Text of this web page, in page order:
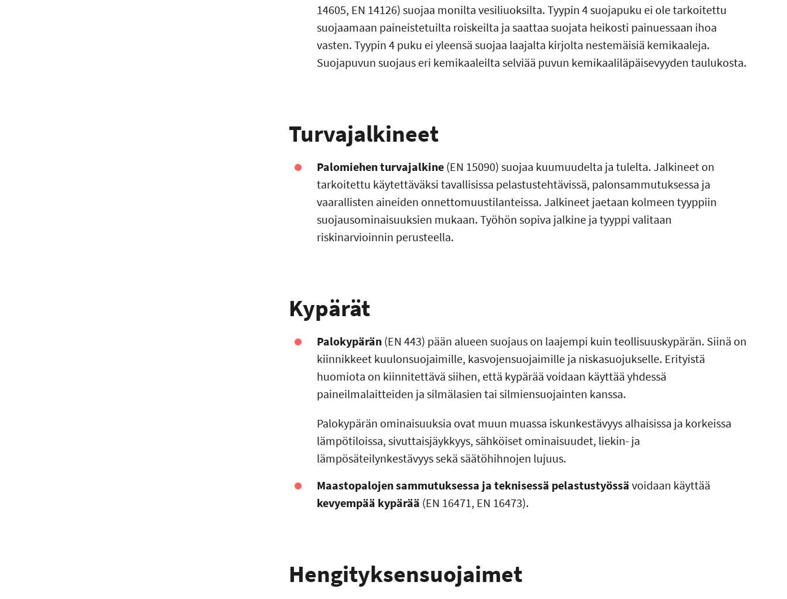
14605, EN 14126) suojaa monilta vesiliuoksilta. Tyypin 4 suojapuku ei ole tarkoitettu
suojaamaan paineistetuilta roiskeilta ja saattaa suojata heikosti painuessaan ihoa
vasten. Tyypin 4 puku ei yleensä suojaa laajalta kirjolta nestemäisiä kemikaaleja.
Suojapuvun suojaus eri kemikaaleilta selviää puvun kemikaaliläpäisevyyden taulukosta.
Turvajalkineet
Palomiehen turvajalkine (EN 15090) suojaa kuumuudelta ja tulelta. Jalkineet on
tarkoitettu käytettäväksi tavallisissa pelastustehtävissä, palonsammutuksessa ja
vaarallisten aineiden onnettomuustilanteissa. Jalkineet jaetaan kolmeen tyyppiin
suojausominaisuuksien mukaan. Työhön sopiva jalkine ja tyyppi valitaan
riskinarvioinnin perusteella.
Kypärät
Palokypärän (EN 443) pään alueen suojaus on laajempi kuin teollisuuskypärän. Siinä on
kiinnikkeet kuulonsuojaimille, kasvojensuojaimille ja niskasuojukselle. Erityistä
huomiota on kiinnitettävä siihen, että kypärää voidaan käyttää yhdessä
paineilmalaitteiden ja silmälasien tai silmiensuojainten kanssa.
Palokypärän ominaisuuksia ovat muun muassa iskunkestävyys alhaisissa ja korkeissa
lämpötiloissa, sivuttaisjäykkyys, sähköiset ominaisuudet, liekin- ja
lämpösäteilynkestävyys sekä säätöhihnojen lujuus.
Maastopalojen sammutuksessa ja teknisessä pelastustyössä voidaan käyttää
kevyempää kypärää (EN 16471, EN 16473).
Hengityksensuojaimet